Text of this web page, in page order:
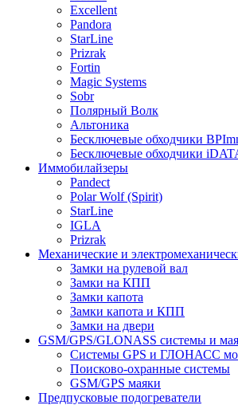
Excellent
Pandora
StarLine
Prizrak
Fortin
Magic Systems
Sobr
Полярный Волк
Альтоника
Бесключевые обходчики
Бесключевые обходчики
Иммобилайзеры
Pandect
Polar Wolf (Spirit)
StarLine
IGLA
Prizrak
Механические и
Замки на рулевой вал
Замки на КПП
Замки капота
Замки капота и КПП
Замки на двери
GSM/GPS/GLONASS системы и
Системы GPS и ГЛОНАСС
Поисково-охранные системы
GSM/GPS маяки
Предпусковые подогреватели